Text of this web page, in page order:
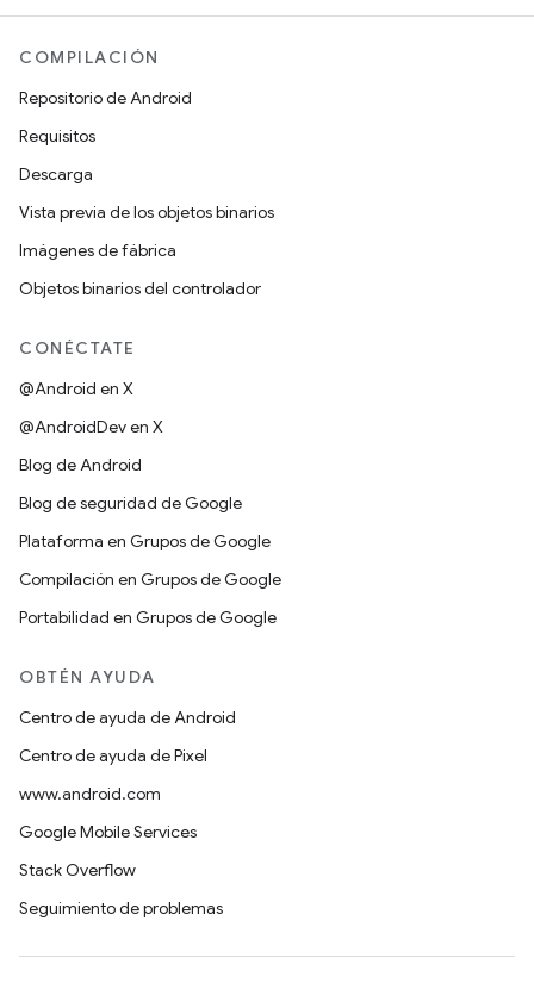
COMPILACIÓN
Repositorio de Android
Requisitos
Descarga
Vista previa de los objetos binarios
Imágenes de fábrica
Objetos binarios del controlador
CONÉCTATE
@Android en X
@AndroidDev en X
Blog de Android
Blog de seguridad de Google
Plataforma en Grupos de Google
Compilación en Grupos de Google
Portabilidad en Grupos de Google
OBTÉN AYUDA
Centro de ayuda de Android
Centro de ayuda de Pixel
www.android.com
Google Mobile Services
Stack Overflow
Seguimiento de problemas